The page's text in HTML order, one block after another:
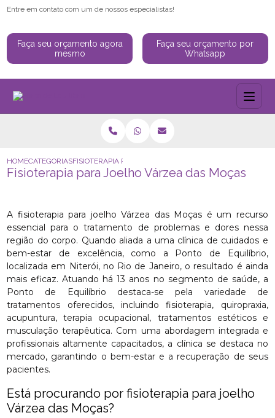
Entre em contato com um de nossos especialistas!
Faça seu orçamento agora
mesmo
Faça seu orçamento por
Whatsapp
HOMECATEGORIASFISIOTERAPIA PARA JOELHO VÁRZEA DAS MOÇAS
Fisioterapia para Joelho Várzea das Moças
A fisioterapia para joelho Várzea das Moças é um recurso
essencial para o tratamento de problemas e dores nessa
região do corpo. Quando aliada a uma clínica de cuidados e
bem-estar de excelência, como a Ponto de Equilíbrio,
localizada em Niterói, no Rio de Janeiro, o resultado é ainda
mais eficaz. Atuando há 13 anos no segmento de saúde, a
Ponto de Equilíbrio destaca-se pela variedade de
tratamentos oferecidos, incluindo fisioterapia, quiropraxia,
acupuntura, terapia ocupacional, tratamentos estéticos e
musculação terapêutica. Com uma abordagem integrada e
profissionais altamente capacitados, a clínica se destaca no
mercado, garantindo o bem-estar e a recuperação de seus
pacientes.
Está procurando por fisioterapia para joelho
Várzea das Moças?